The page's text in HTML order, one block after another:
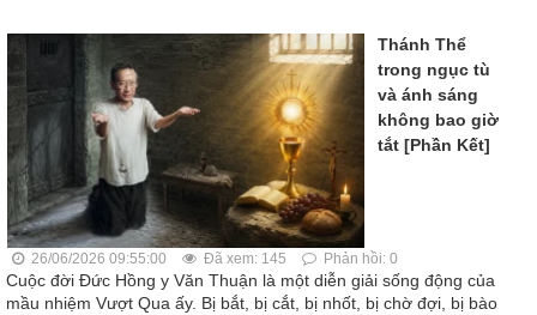
Thánh Thể
trong ngục tù
và ánh sáng
không bao giờ
tắt [Phần Kết]
26/06/2026 09:55:00 Đã xem: 145 Phản hồi: 0
Cuộc đời Đức Hồng y Văn Thuận là một diễn giải sống động của
mầu nhiệm Vượt Qua ấy. Bị bắt, bị cắt, bị nhốt, bị chờ đợi, bị bào